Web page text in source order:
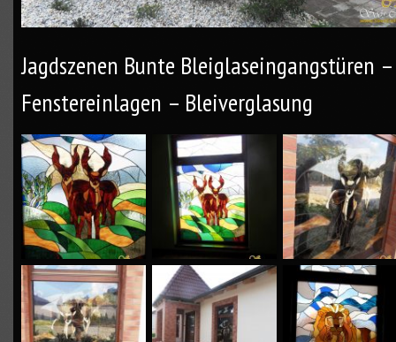
Jagdszenen Bunte Bleiglaseingangstüren –
Fenstereinlagen – Bleiverglasung